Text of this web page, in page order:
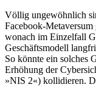
Völlig ungewöhnlich
Facebook-
wonach im Einzelfall
Geschäftsmodell
So könnte ein solches
Erhöhung der
»NIS 2«) kollidieren.